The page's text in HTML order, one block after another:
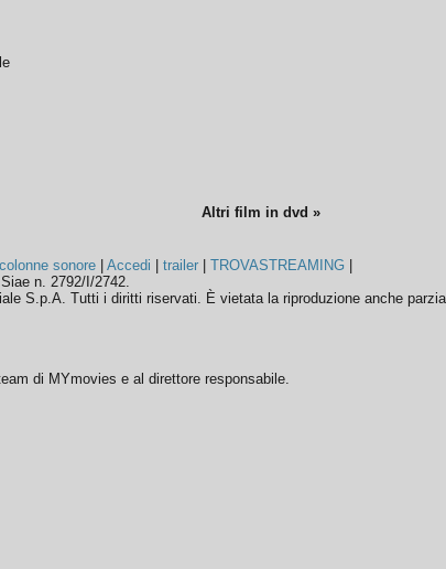
Altri film in dvd »
colonne sonore |Accedi |trailer |TROVASTREAMING
n. 2792/I/2742.
S.p.A. Tutti i diritti riservati. È vietata la riproduzione anche
di MYmovies e al direttore responsabile.